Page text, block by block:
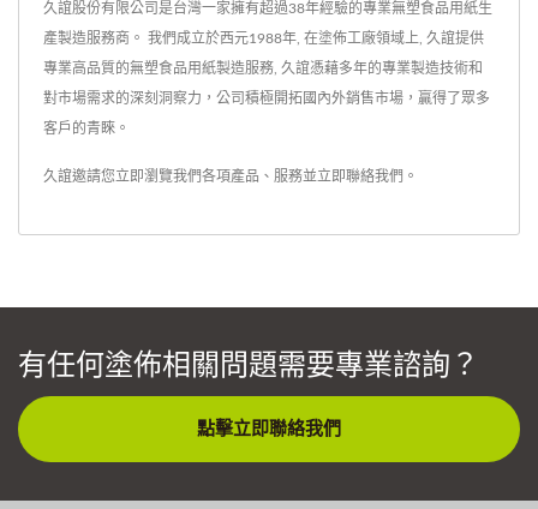
久誼股份有限公司是台灣一家擁有超過38年經驗的專業無塑食品用紙生
產製造服務商。 我們成立於西元1988年, 在塗佈工廠領域上, 久誼提供
專業高品質的無塑食品用紙製造服務, 久誼憑藉多年的專業製造技術和
對市場需求的深刻洞察力，公司積極開拓國內外銷售市場，贏得了眾多
客戶的青睞。
久誼邀請您立即瀏覽我們各項產品、服務並 立即聯絡我們 。
有任何塗佈相關問題需要專業諮詢？
點擊立即聯絡我們